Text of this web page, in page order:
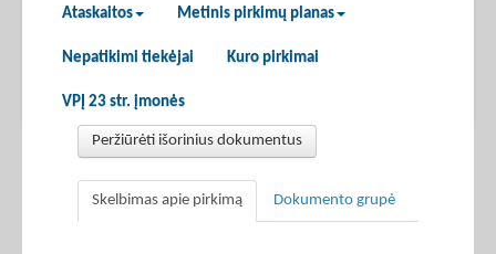
Ataskaitos Metinis pirkimų planas
Nepatikimi tiekėjai Kuro pirkimai
VPĮ 23 str. įmonės
Peržiūrėti išorinius dokumentus
Skelbimas apie pirkimą Dokumento grupė